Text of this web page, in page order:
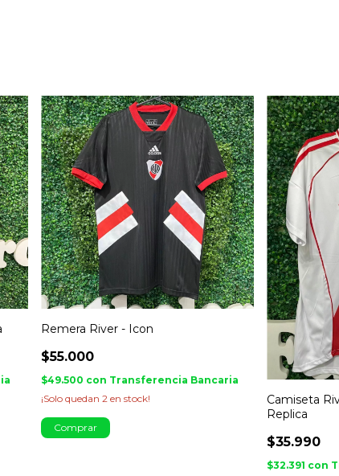
Remera River - Icon
$55.000
$49.500 con Transferencia Bancaria
¡Solo quedan 2 en stock!
Comprar
Camiseta
Replica
$35.990
$32.391 con